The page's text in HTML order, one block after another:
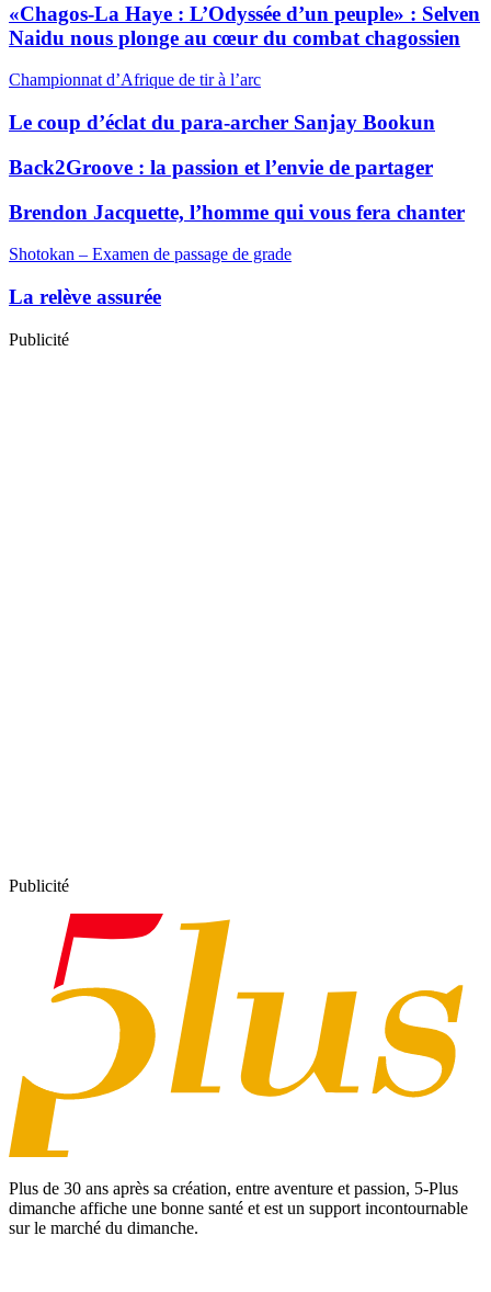
«Chagos-La Haye : L’Odyssée d’un peuple» : Selven
Naidu nous plonge au cœur du combat chagossien
Championnat d’Afrique de tir à l’arc
Le coup d’éclat du para-archer Sanjay Bookun
Back2Groove : la passion et l’envie de partager
Brendon Jacquette, l’homme qui vous fera chanter
Shotokan – Examen de passage de grade
La relève assurée
Publicité
Publicité
Plus de 30 ans après sa création, entre aventure et passion, 5-Plus
dimanche affiche une bonne santé et est un support incontournable
sur le marché du dimanche.